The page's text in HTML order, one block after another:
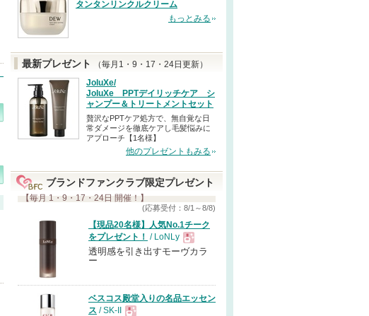
タンタンリンクルクリーム
もっとみる
最新プレゼント
（毎月1・9・17・24日更新）
JoluXe/
JoluXe PPTデイリッチケア シ
ャンプー＆トリートメントセット
贅沢なPPTケア処方で、無自覚な日
常ダメージを徹底ケアし毛髪悩みに
アプローチ【1名様】
他のプレゼントもみる
ブランドファンクラブ限定プレゼント
【毎月 1・9・17・24日 開催！】
(応募受付：8/1～8/8)
【現品20名様】人気No.1チーク
をプレゼント！
/ LoNLy
現
透明感を引き出すモーヴカラ
ー
ベスコス殿堂入りの名品エッセン
ス / SK-II